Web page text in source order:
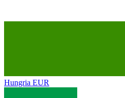
Hungria EUR